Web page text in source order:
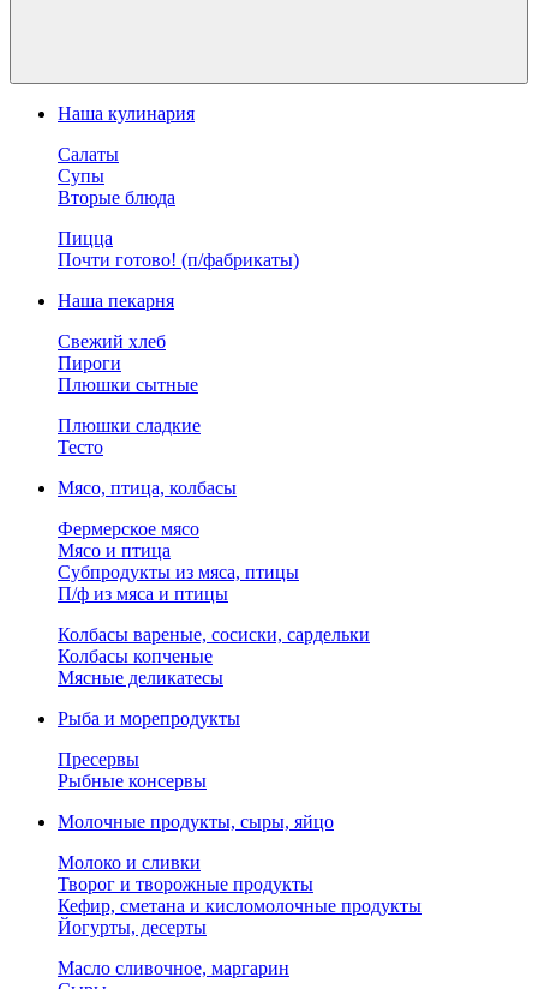
Наша кулинария
Салаты
Супы
Вторые блюда
Пицца
Почти готово! (п/фабрикаты)
Наша пекарня
Свежий хлеб
Пироги
Плюшки сытные
Плюшки сладкие
Тесто
Мясо, птица, колбасы
Фермерское мясо
Мясо и птица
Субпродукты из мяса, птицы
П/ф из мяса и птицы
Колбасы вареные, сосиски, сардельки
Колбасы копченые
Мясные деликатесы
Рыба и морепродукты
Пресервы
Рыбные консервы
Молочные продукты, сыры, яйцо
Молоко и сливки
Творог и творожные продукты
Кефир, сметана и кисломолочные продукты
Йогурты, десерты
Масло сливочное, маргарин